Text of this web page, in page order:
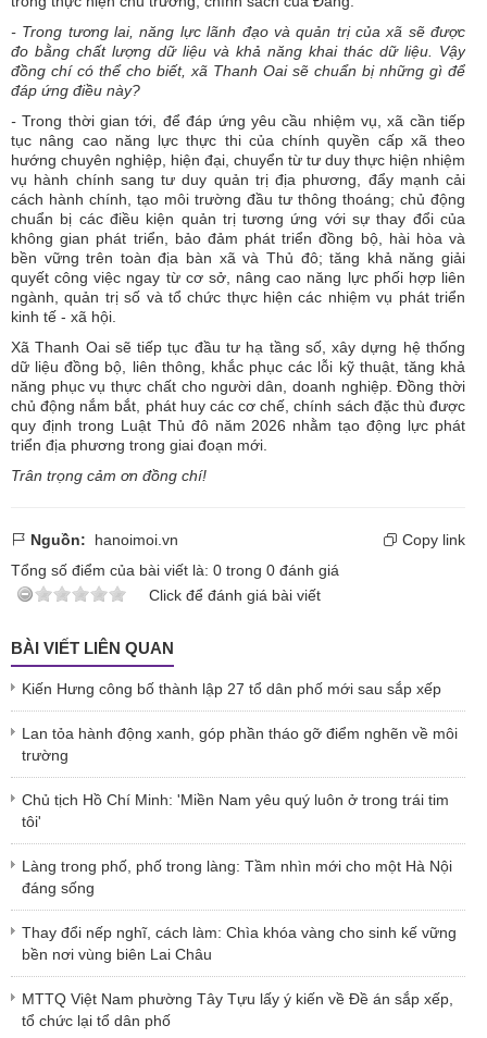
- Trong tương lai, năng lực lãnh đạo và quản trị của xã sẽ được
đo bằng chất lượng dữ liệu và khả năng khai thác dữ liệu. Vậy
đồng chí có thể cho biết, xã Thanh Oai sẽ chuẩn bị những gì để
đáp ứng điều này?
- Trong thời gian tới, để đáp ứng yêu cầu nhiệm vụ, xã cần tiếp
tục nâng cao năng lực thực thi của chính quyền cấp xã theo
hướng chuyên nghiệp, hiện đại, chuyển từ tư duy thực hiện nhiệm
vụ hành chính sang tư duy quản trị địa phương, đẩy mạnh cải
cách hành chính, tạo môi trường đầu tư thông thoáng; chủ động
chuẩn bị các điều kiện quản trị tương ứng với sự thay đổi của
không gian phát triển, bảo đảm phát triển đồng bộ, hài hòa và
bền vững trên toàn địa bàn xã và Thủ đô; tăng khả năng giải
quyết công việc ngay từ cơ sở, nâng cao năng lực phối hợp liên
ngành, quản trị số và tổ chức thực hiện các nhiệm vụ phát triển
kinh tế - xã hội.
Xã Thanh Oai sẽ tiếp tục đầu tư hạ tầng số, xây dựng hệ thống
dữ liệu đồng bộ, liên thông, khắc phục các lỗi kỹ thuật, tăng khả
năng phục vụ thực chất cho người dân, doanh nghiệp. Đồng thời
chủ động nắm bắt, phát huy các cơ chế, chính sách đặc thù được
quy định trong Luật Thủ đô năm 2026 nhằm tạo động lực phát
triển địa phương trong giai đoạn mới.
Trân trọng cảm ơn đồng chí!
Nguồn: hanoimoi.vn
Copy link
Tổng số điểm của bài viết là: 0 trong 0 đánh giá
Click để đánh giá bài viết
BÀI VIẾT LIÊN QUAN
Kiến Hưng công bố thành lập 27 tổ dân phố mới sau sắp xếp
Lan tỏa hành động xanh, góp phần tháo gỡ điểm nghẽn về môi
trường
Chủ tịch Hồ Chí Minh: 'Miền Nam yêu quý luôn ở trong trái tim
tôi'
Làng trong phố, phố trong làng: Tầm nhìn mới cho một Hà Nội
đáng sống
Thay đổi nếp nghĩ, cách làm: Chìa khóa vàng cho sinh kế vững
bền nơi vùng biên Lai Châu
MTTQ Việt Nam phường Tây Tựu lấy ý kiến về Đề án sắp xếp,
tổ chức lại tổ dân phố